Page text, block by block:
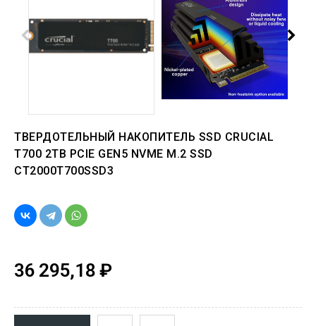
ТВЕРДОТЕЛЬНЫЙ НАКОПИТЕЛЬ SSD CRUCIAL
T700 2TB PCIE GEN5 NVME M.2 SSD
CT2000T700SSD3
36 295,18 ₽